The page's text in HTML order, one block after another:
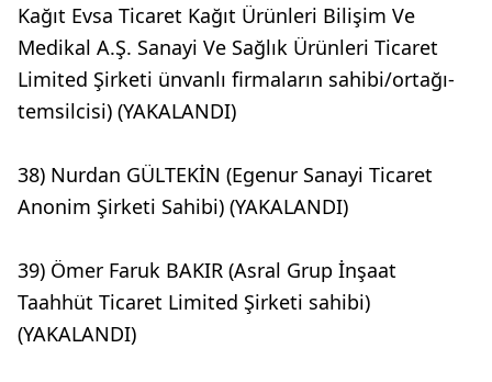
Kağıt Evsa Ticaret Kağıt Ürünleri Bilişim Ve
Medikal A.Ş. Sanayi Ve Sağlık Ürünleri Ticaret
Limited Şirketi ünvanlı firmaların sahibi/ortağı-
temsilcisi) (YAKALANDI)
38) Nurdan GÜLTEKİN (Egenur Sanayi Ticaret
Anonim Şirketi Sahibi) (YAKALANDI)
39) Ömer Faruk BAKIR (Asral Grup İnşaat
Taahhüt Ticaret Limited Şirketi sahibi)
(YAKALANDI)